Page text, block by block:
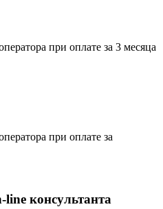
при оплате за 3 месяца
при оплате за
line консультанта